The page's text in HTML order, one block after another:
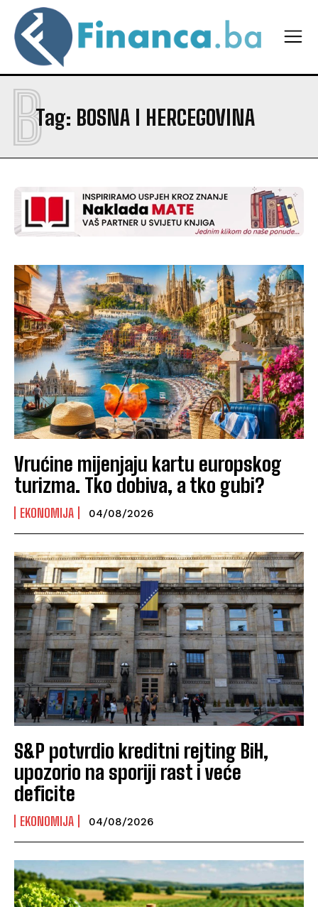
Tag: BOSNA I HERCEGOVINA
B
Vrućine mijenjaju kartu europskog
turizma. Tko dobiva, a tko gubi?
EKONOMIJA 04/08/2026
S&P potvrdio kreditni rejting BiH,
upozorio na sporiji rast i veće
deficite
EKONOMIJA 04/08/2026